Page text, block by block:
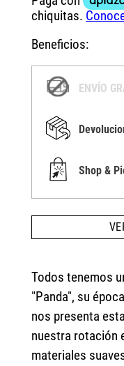
Beneficios:
ENVÍO
Shop &
Todos tenemos
"Panda", su
nos presenta
nuestra rotación
materiales